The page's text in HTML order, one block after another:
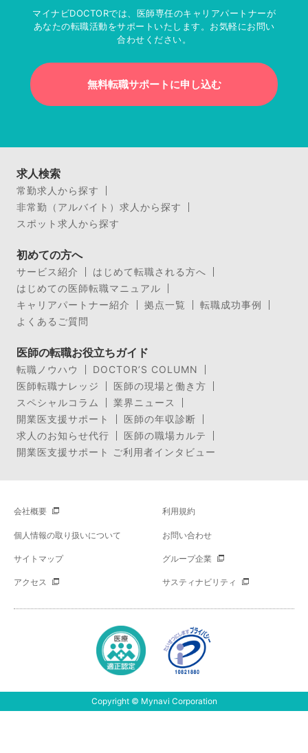
マイナビDOCTORでは、医師専任のキャリアパートナーが
あなたの転職活動をサポートいたします。お気軽にお問い
合わせください。
無料転職サポートに申し込む
求人検索
常勤求人から探す
非常勤（アルバイト）求人から探す
スポット求人から探す
初めての方へ
サービス紹介
はじめて転職される方へ
はじめての医師転職マニュアル
キャリアパートナー紹介
拠点一覧
転職成功事例
よくあるご質問
医師の転職お役立ちガイド
転職ノウハウ
DOCTOR’S COLUMN
医師転職ナレッジ
医師の現場と働き方
スペシャルコラム
業界ニュース
開業医支援サポート
医師の年収診断
求人のお知らせ代行
医師の職場カルテ
開業医支援サポート ご利用者インタビュー
会社概要 利用規約
個人情報の取り扱いについて お問い合わせ
サイトマップ グループ企業
アクセス サスティナビリティ
Copyright © Mynavi Corporation